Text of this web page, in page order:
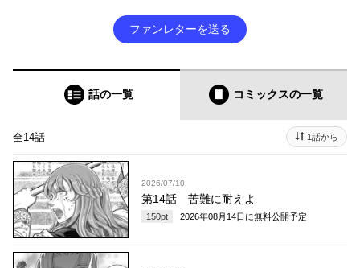
ファンレターを送る
話の一覧 コミックスの一覧
全14話 1話から
2026/07/10
第14話 苦難に耐えよ
150pt 2026年08月14日 に無料公開予定